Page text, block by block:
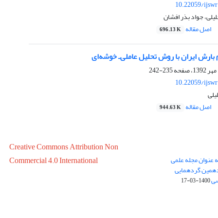
10.22059/
جواد بذر افشان
اصل مقاله 696.13 K
بارش ایران با روش تحلیل عاملی‌ـ خوشه‌ای
235-242
10.22059/
اصل مقاله 944.63 K
عنوان مجله علمی
سال 1399 در پانزدهمین گردهمایی
1400-03-17
Creative Commons Attribution Non
Commercial 4.0 International